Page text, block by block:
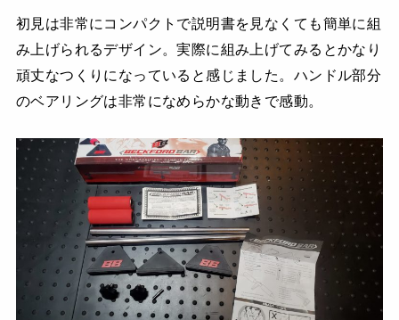
初見は非常にコンパクトで説明書を見なくても簡単に組
み上げられるデザイン。実際に組み上げてみるとかなり
頑丈なつくりになっていると感じました。ハンドル部分
のベアリングは非常になめらかな動きで感動。